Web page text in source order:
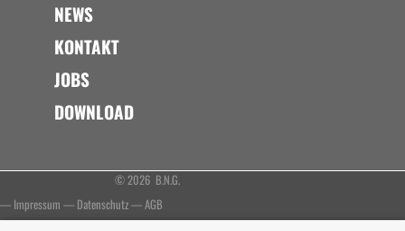
NEWS
KONTAKT
JOBS
DOWNLOAD
© 2026 B.N.G.
— Impressum — Datenschutz—AGB